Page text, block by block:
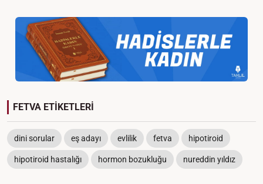
FETVA ETİKETLERİ
dini sorular eş adayı evlilik fetva hipotiroid
hipotiroid hastalığı hormon bozukluğu nureddin yıldız